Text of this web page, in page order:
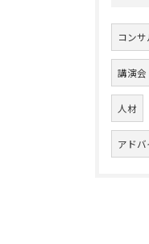
コンサ
講演会
人材
アドバ